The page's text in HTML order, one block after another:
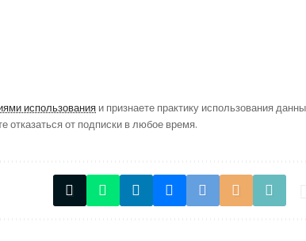
использования и признаете практику использования
отказаться от подписки в любое время.